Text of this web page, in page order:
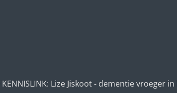
KENNISLINK: Lize Jiskoot - dementie vroeger